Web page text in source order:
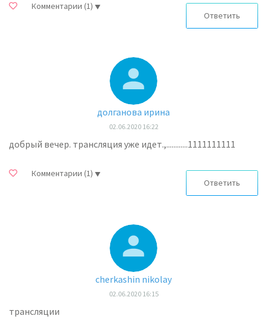
Комментарии (1)
Ответить
долганова ирина
02.06.2020 16:22
добрый вечер. трансляция уже идет.,............1111111111
Комментарии (1)
Ответить
cherkashin nikolay
02.06.2020 16:15
трансляции